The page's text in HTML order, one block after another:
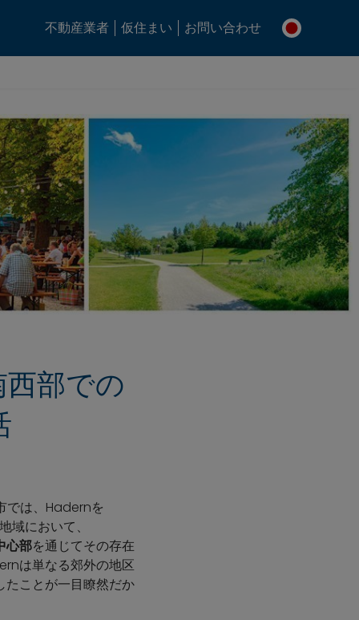
不動産業者 仮住まい お問い合わせ
西部での
では、Hadernを
において、
心部を通じてその存在
は単なる郊外の地区
たことが一目瞭然だか